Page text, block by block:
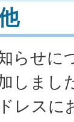
らせに
しまし
レスに